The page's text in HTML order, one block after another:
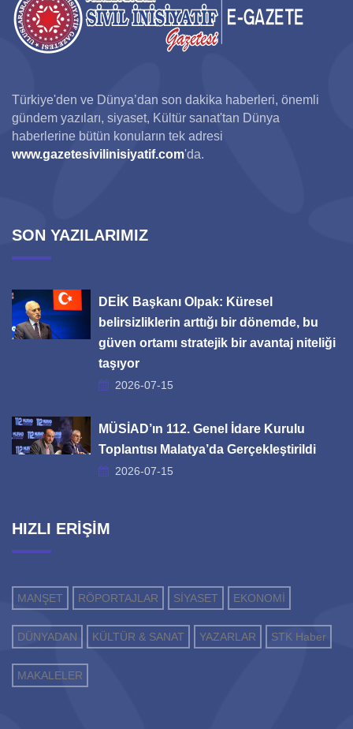
Türkiye'den ve Dünya’dan son dakika haberleri, önemli
gündem yazıları, siyaset, Kültür sanat'tan Dünya
haberlerine bütün konuların tek adresi
www.gazetesivilinisiyatif.com'da.
SON YAZILARIMIZ
DEİK Başkanı Olpak: Küresel
belirsizliklerin arttığı bir dönemde, bu
güven ortamı stratejik bir avantaj niteliği
taşıyor
2026-07-15
MÜSİAD’ın 112. Genel İdare Kurulu
Toplantısı Malatya’da Gerçekleştirildi
2026-07-15
HIZLI ERİŞİM
MANŞET RÖPORTAJLAR SİYASET EKONOMİ
DÜNYADAN KÜLTÜR & SANAT YAZARLAR STK Haber
MAKALELER